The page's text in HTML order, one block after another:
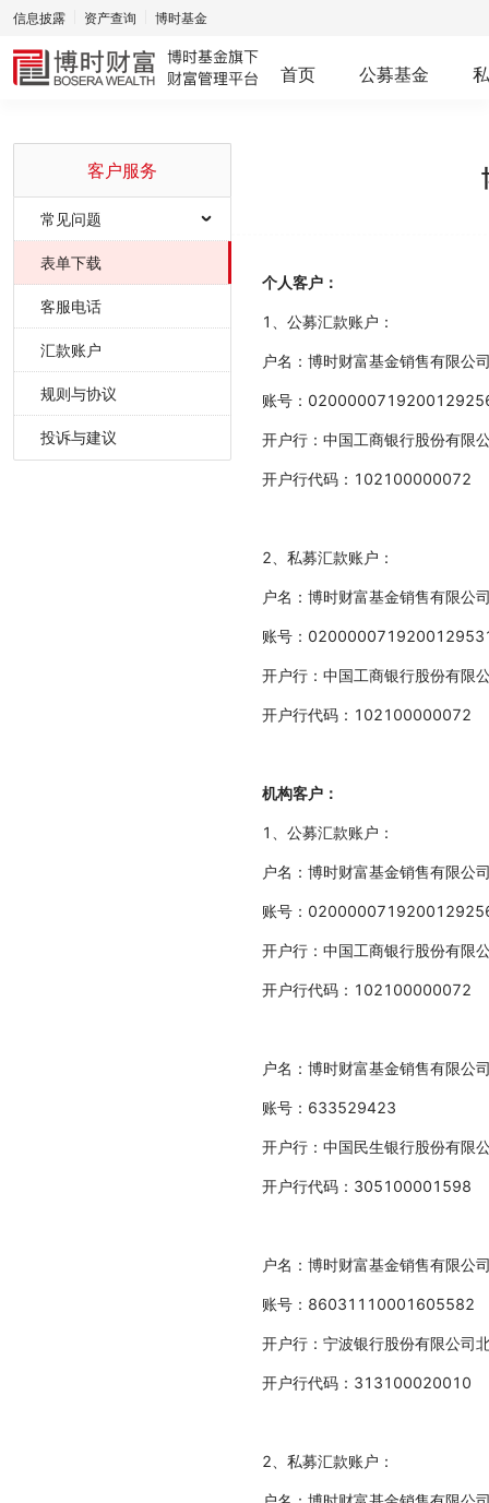
信息披露 资产查询 博时基金
首页 公募基金
客户服务
常见问题
网上交易
产品问题
业务问题
服务问题
表单下载
客服电话
汇款账户
规则与协议
投诉与建议
个人客户：
1、公募汇款账户：
户名：博时财富基金销售有限公
账号：
开户行：中国工商银行股份有限
开户行代码：102100000072
2、私募汇款账户：
户名：博时财富基金销售有限公
账号：
开户行：中国工商银行股份有限
开户行代码：102100000072
机构客户：
1、公募汇款账户：
户名：博时财富基金销售有限公
账号：
开户行：中国工商银行股份有限
开户行代码：102100000072
户名：博时财富基金销售有限公
账号：633529423
开户行：中国民生银行股份有限
开户行代码：305100001598
户名：博时财富基金销售有限公
账号：86031110001605582
开户行：宁波银行股份有限公司
开户行代码：313100020010
2、私募汇款账户：